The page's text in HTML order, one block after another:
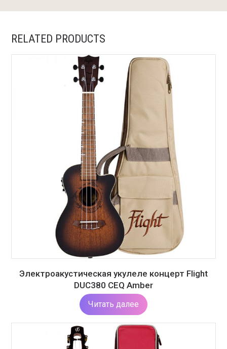
RELATED PRODUCTS
Электроакустическая укулеле концерт Flight
DUC380 CEQ Amber
Читать далее